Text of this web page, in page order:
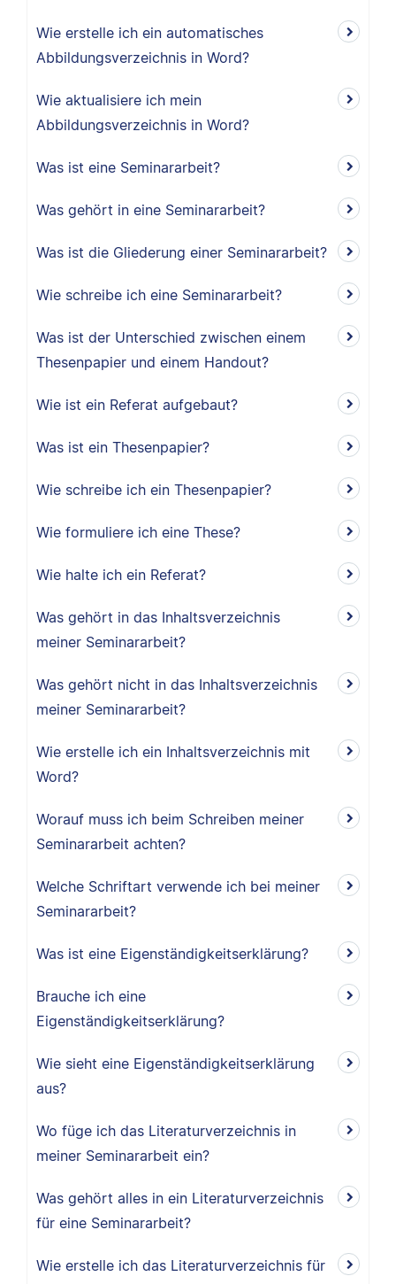
Wie erstelle ich ein automatisches
Abbildungsverzeichnis in Word?
Wie aktualisiere ich mein
Abbildungsverzeichnis in Word?
Was ist eine Seminararbeit?
Was gehört in eine Seminararbeit?
Was ist die Gliederung einer Seminararbeit?
Wie schreibe ich eine Seminararbeit?
Was ist der Unterschied zwischen einem
Thesenpapier und einem Handout?
Wie ist ein Referat aufgebaut?
Was ist ein Thesenpapier?
Wie schreibe ich ein Thesenpapier?
Wie formuliere ich eine These?
Wie halte ich ein Referat?
Was gehört in das Inhaltsverzeichnis
meiner Seminararbeit?
Was gehört nicht in das Inhaltsverzeichnis
meiner Seminararbeit?
Wie erstelle ich ein Inhaltsverzeichnis mit
Word?
Worauf muss ich beim Schreiben meiner
Seminararbeit achten?
Welche Schriftart verwende ich bei meiner
Seminararbeit?
Was ist eine Eigenständigkeitserklärung?
Brauche ich eine
Eigenständigkeitserklärung?
Wie sieht eine Eigenständigkeitserklärung
aus?
Wo füge ich das Literaturverzeichnis in
meiner Seminararbeit ein?
Was gehört alles in ein Literaturverzeichnis
für eine Seminararbeit?
Wie erstelle ich das Literaturverzeichnis für